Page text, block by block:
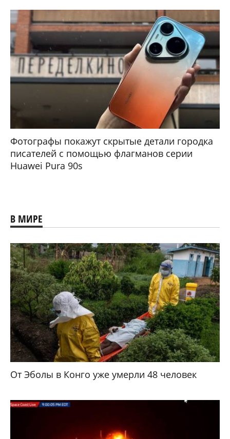
Фотографы покажут скрытые детали городка
писателей с помощью флагманов серии
Huawei Pura 90s
В МИРЕ
От Эболы в Конго уже умерли 48 человек